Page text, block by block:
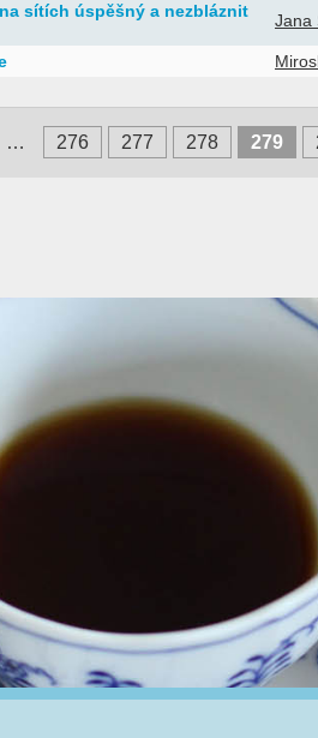
sítích úspěšný a nezbláznit
Jana
… 276 277 278 279